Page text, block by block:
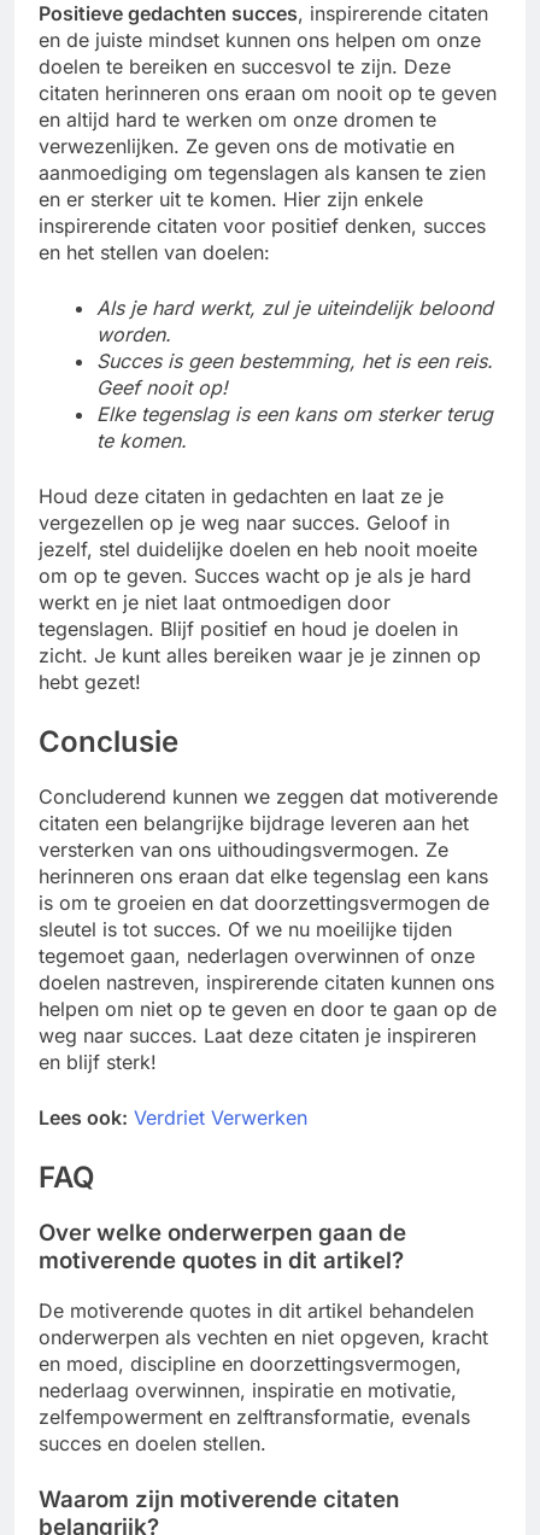
Positieve gedachten succes, inspirerende citaten
en de juiste mindset kunnen ons helpen om onze
doelen te bereiken en succesvol te zijn. Deze
citaten herinneren ons eraan om nooit op te geven
en altijd hard te werken om onze dromen te
verwezenlijken. Ze geven ons de motivatie en
aanmoediging om tegenslagen als kansen te zien
en er sterker uit te komen. Hier zijn enkele
inspirerende citaten voor positief denken, succes
en het stellen van doelen:
Als je hard werkt, zul je uiteindelijk beloond
worden.
Succes is geen bestemming, het is een reis.
Geef nooit op!
Elke tegenslag is een kans om sterker terug
te komen.
Houd deze citaten in gedachten en laat ze je
vergezellen op je weg naar succes. Geloof in
jezelf, stel duidelijke doelen en heb nooit moeite
om op te geven. Succes wacht op je als je hard
werkt en je niet laat ontmoedigen door
tegenslagen. Blijf positief en houd je doelen in
zicht. Je kunt alles bereiken waar je je zinnen op
hebt gezet!
Conclusie
Concluderend kunnen we zeggen dat motiverende
citaten een belangrijke bijdrage leveren aan het
versterken van ons uithoudingsvermogen. Ze
herinneren ons eraan dat elke tegenslag een kans
is om te groeien en dat doorzettingsvermogen de
sleutel is tot succes. Of we nu moeilijke tijden
tegemoet gaan, nederlagen overwinnen of onze
doelen nastreven, inspirerende citaten kunnen ons
helpen om niet op te geven en door te gaan op de
weg naar succes. Laat deze citaten je inspireren
en blijf sterk!
Lees ook: Verdriet Verwerken
FAQ
Over welke onderwerpen gaan de
motiverende quotes in dit artikel?
De motiverende quotes in dit artikel behandelen
onderwerpen als vechten en niet opgeven, kracht
en moed, discipline en doorzettingsvermogen,
nederlaag overwinnen, inspiratie en motivatie,
zelfempowerment en zelftransformatie, evenals
succes en doelen stellen.
Waarom zijn motiverende citaten
belangrijk?